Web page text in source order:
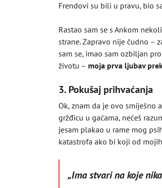
Frendovi su bili u pravu, bio
Rastao sam se s Ankom
strane. Zapravo nije čudno –
sam se, imao sam ozbiljan
životu – moja prva ljubav
3. Pokušaj prihvaćanja
Ok, znam da je ovo smiješno
gržđicu u gaćama, nećeš
jesam plakao u rame mog
katastrofa ako bi koji od
„Ima stvari na koje